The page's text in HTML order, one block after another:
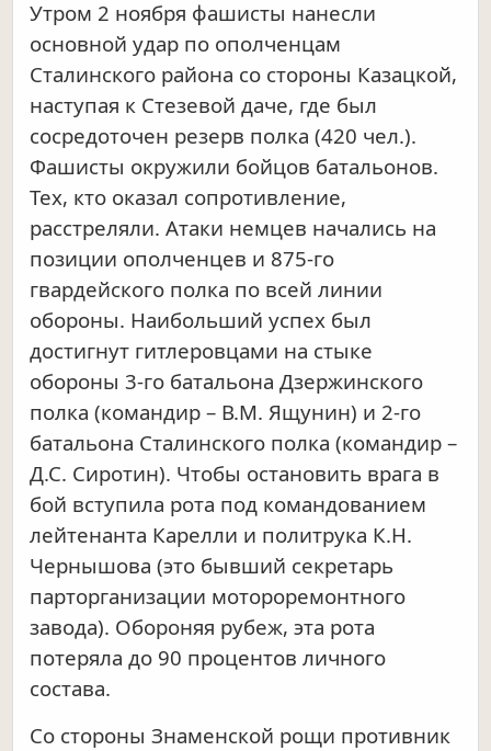
Утром 2 ноября фашисты нанесли
основной удар по ополченцам
Сталинского района со стороны Казацкой,
наступая к Стезевой даче, где был
сосредоточен резерв полка (420 чел.).
Фашисты окружили бойцов батальонов.
Тех, кто оказал сопротивление,
расстреляли. Атаки немцев начались на
позиции ополченцев и 875-го
гвардейского полка по всей линии
обороны. Наибольший успех был
достигнут гитлеровцами на стыке
обороны 3-го батальона Дзержинского
полка (командир – В.М. Ящунин) и 2-го
батальона Сталинского полка (командир –
Д.С. Сиротин). Чтобы остановить врага в
бой вступила рота под командованием
лейтенанта Карелли и политрука К.Н.
Чернышова (это бывший секретарь
парторганизации мотороремонтного
завода). Обороняя рубеж, эта рота
потеряла до 90 процентов личного
состава.
Со стороны Знаменской рощи противник